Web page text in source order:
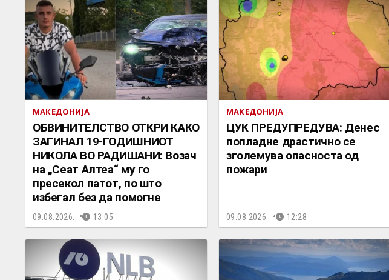
МАКЕДОНИЈА
ОБВИНИТЕЛСТВО ОТКРИ КАКО
ЗАГИНАЛ 19-ГОДИШНИОТ
НИКОЛА ВО РАДИШАНИ: Возач
на „Сеат Алтеа“ му го
пресекол патот, по што
избегал без да помогне
09.08.2026. 13:05
МАКЕДОНИЈА
ЦУК ПРЕДУПРЕДУВА: Денес
попладне драстично се
зголемува опасноста од
пожари
09.08.2026. 12:28